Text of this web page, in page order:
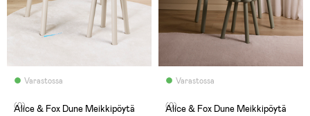
Varastossa
(0)
Alice & Fox Dune Meikkipöytä
Varastossa
(0)
Alice & Fox Dune Meikkipöytä